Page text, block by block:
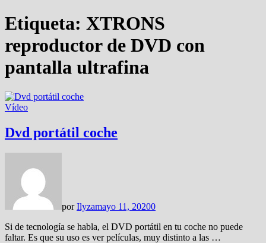
Etiqueta: XTRONS
reproductor de DVD con
pantalla ultrafina
Vídeo
Dvd portátil coche
porIlyzamayo 11, 20200
Si de tecnología se habla, el DVD portátil en tu coche no puede
faltar. Es que su uso es ver películas, muy distinto a las …